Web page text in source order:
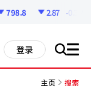
798.8 2.87 -0.36%
登录 搜 all
主页 搜索